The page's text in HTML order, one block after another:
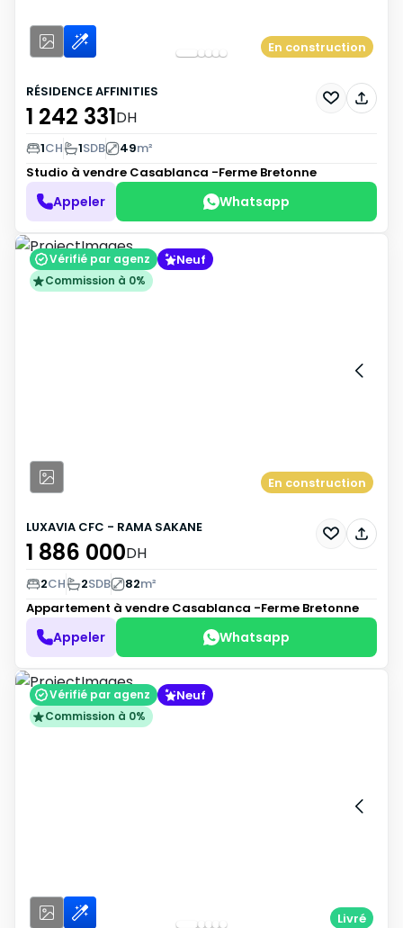
En construction
RÉSIDENCE AFFINITIES
1 242 331DH
1CH 1SDB 49m²
Studio à vendre Casablanca -Ferme Bretonne
Appeler Whatsapp
Vérifié par agenz Neuf
Commission à 0%
En construction
LUXAVIA CFC - RAMA SAKANE
1 886 000DH
2CH 2SDB 82m²
Appartement à vendre Casablanca -Ferme Bretonne
Appeler Whatsapp
Vérifié par agenz Neuf
Commission à 0%
Livré